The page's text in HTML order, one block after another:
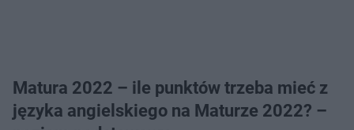
Matura 2022 – ile punktów trzeba mieć z
języka angielskiego na Maturze 2022? –